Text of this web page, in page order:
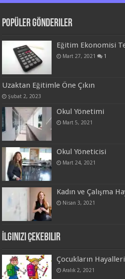
Popüler Gönderiler
Eğitim Ekonomisi
Mart 27, 2021 1
Uzaktan Eğitimle Öne Çıkın
Şubat 2, 2023
Okul Yönetimi
Mart 5, 2021
Okul Yöneticisi
Mart 24, 2021
Kadın ve Çalışma
Nisan 3, 2021
İlginizi Çekebilir
Çocukların
Aralık 2, 2021